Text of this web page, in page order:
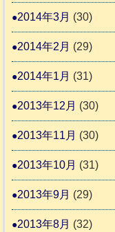
2014年3月 (30)
2014年2月 (29)
2014年1月 (31)
2013年12月 (30)
2013年11月 (30)
2013年10月 (31)
2013年9月 (29)
2013年8月 (32)